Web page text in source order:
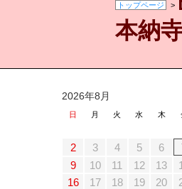
本納
トップページ >
2026年8月
日 月 火 水 木
2
3 4 5 6
9
10 11 12 13
16
17 18 19 20